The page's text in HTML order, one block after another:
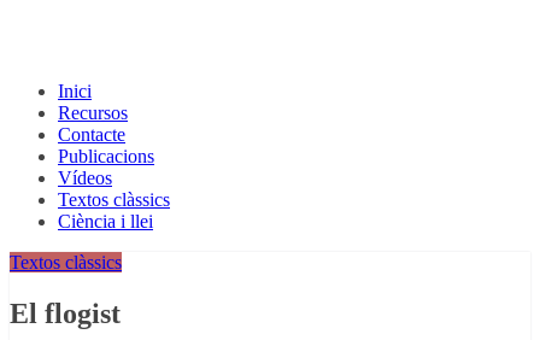
Inici
Recursos
Contacte
Publicacions
Vídeos
Textos clàssics
Ciència i llei
Textos clàssics
El flogist